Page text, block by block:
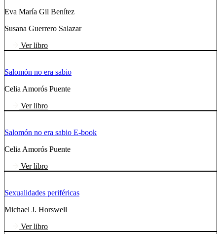
Eva María Gil Benítez
Susana Guerrero Salazar
Ver libro
Salomón no era sabio
Celia Amorós Puente
Ver libro
Salomón no era sabio E-book
Celia Amorós Puente
Ver libro
Sexualidades periféricas
Michael J. Horswell
Ver libro